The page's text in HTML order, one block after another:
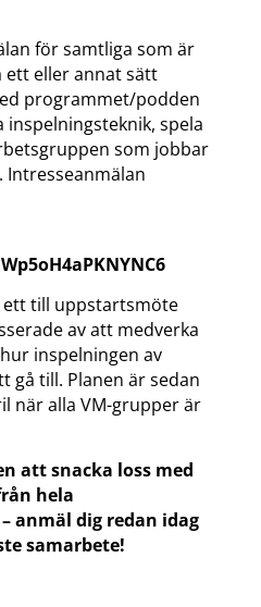
för samtliga som är
ett eller annat sätt
programmet/podden
spela
som jobbar
Intresseanmälan
till uppstartsmöte
av att medverka
inspelningen av
gå till. Planen är sedan
när alla VM-grupper är
att snacka loss med
hela
anmäl dig redan idag
samarbete!